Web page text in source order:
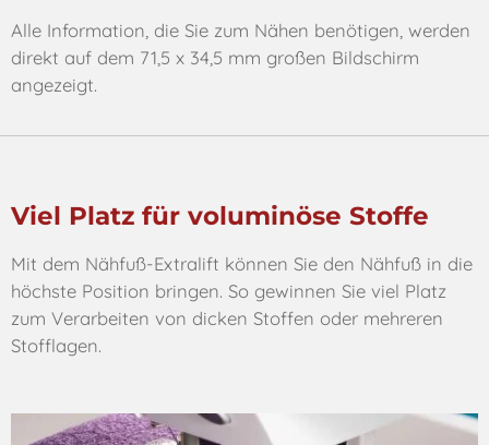
Alle Information, die Sie zum Nähen benötigen, werden
direkt auf dem 71,5 x 34,5 mm großen Bildschirm
angezeigt.
Viel Platz für voluminöse Stoffe
Mit dem Nähfuß-Extralift können Sie den Nähfuß in die
höchste Position bringen. So gewinnen Sie viel Platz
zum Verarbeiten von dicken Stoffen oder mehreren
Stofflagen.